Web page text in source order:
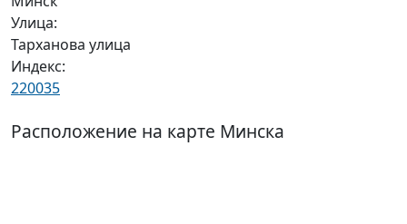
Улица:
Тарханова улица
Индекс:
220035
Расположение на карте Минска